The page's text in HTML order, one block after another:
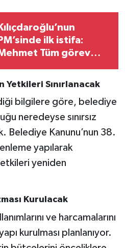
Kılıçdaroğlu’nun
PM’sinde ilk istifa:
Tüm görev
Yetkileri Sınırlanacak
bilgilere göre, belediye
neredeyse sınırsız
Belediye Kanunu’nun 38.
yapılarak
yeniden
Kurulacak
ve harcamalarını
kurulması planlanıyor.